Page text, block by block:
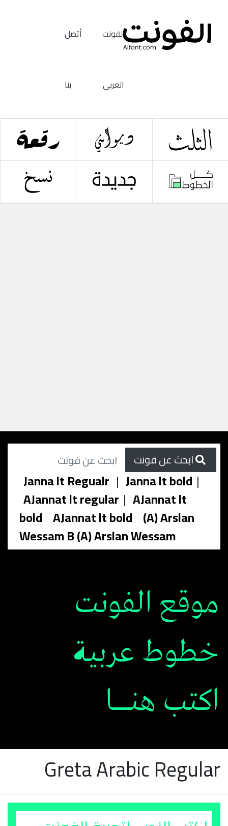
الفونت
العربي
أتصل
بنا
Janna lt Regualr | Janna lt bold |
AJannat lt regular | AJannat lt
bold AJannat lt bold (A) Arslan
Wessam B (A) Arslan Wessam
Greta Arabic Regular